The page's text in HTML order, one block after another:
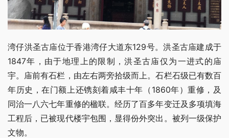
湾仔洪圣古庙位于香港湾仔大道东129号。洪圣古庙建成于
1847年，由于地理上的限制，洪圣古庙仅为一进式的庙
宇。庙前有石栏，由左右两旁拾级而上。石栏石级已有数百
年历史，在门额上还镌刻着咸丰十年（1860年）重修，及
同治一八六七年重修的楹联。经历了百多年变迁及多项填海
工程后，已被现代楼宇包围，显得份外突出。被列一级保护
文物。